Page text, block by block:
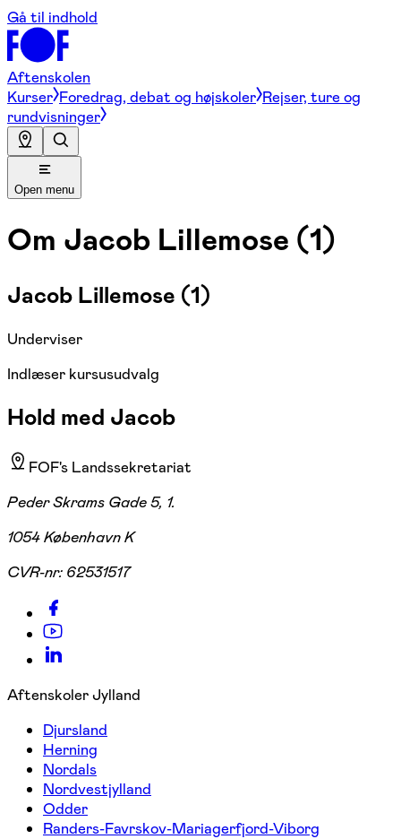
Gå til indhold
Aftenskolen
Kurser Foredrag, debat og højskoler Rejser, ture og
rundvisninger
Open menu
Om Jacob Lillemose (1)
Jacob Lillemose (1)
Underviser
Indlæser kursusudvalg
Hold med Jacob
FOF's Landssekretariat
Peder Skrams Gade 5, 1.
1054 København K
CVR-nr: 62531517
Aftenskoler Jylland
Djursland
Herning
Nordals
Nordvestjylland
Odder
Randers-Favrskov-Mariagerfjord-Viborg